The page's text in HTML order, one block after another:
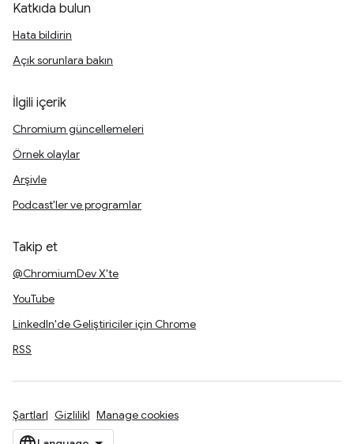
Katkıda bulun
Hata bildirin
Açık sorunlara bakın
İlgili içerik
Chromium güncellemeleri
Örnek olaylar
Arşivle
Podcast'ler ve programlar
Takip et
@ChromiumDev X'te
YouTube
LinkedIn'de Geliştiriciler için Chrome
RSS
Şartlar Gizlilik Manage cookies